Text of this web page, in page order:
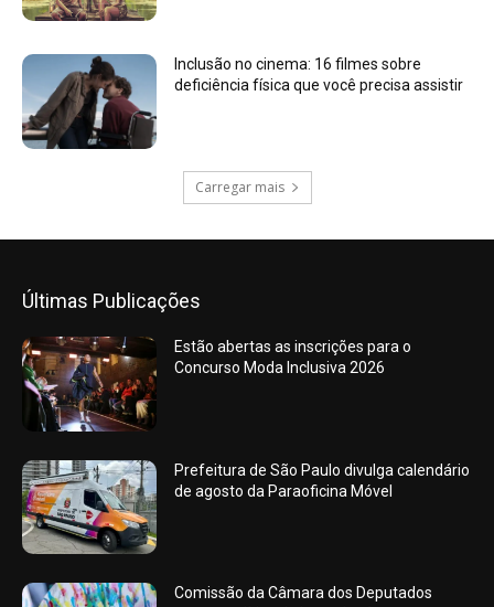
Inclusão no cinema: 16 filmes sobre
deficiência física que você precisa assistir
Carregar mais
Últimas Publicações
Estão abertas as inscrições para o
Concurso Moda Inclusiva 2026
Prefeitura de São Paulo divulga calendário
de agosto da Paraoficina Móvel
Comissão da Câmara dos Deputados